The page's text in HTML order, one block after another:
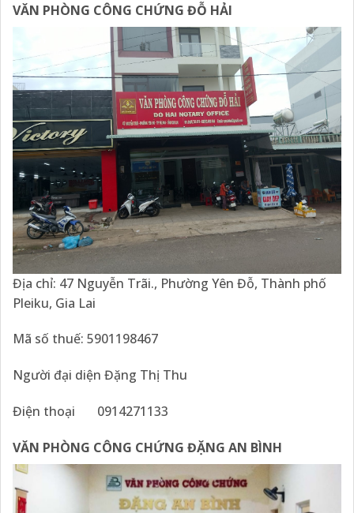
VĂN PHÒNG CÔNG CHỨNG ĐỖ HẢI
Địa chỉ: 47 Nguyễn Trãi., Phường Yên Đỗ, Thành phố
Pleiku, Gia Lai
Mã số thuế: 5901198467
Người đại diện Đặng Thị Thu
Điện thoại 0914271133
VĂN PHÒNG CÔNG CHỨNG ĐẶNG AN BÌNH